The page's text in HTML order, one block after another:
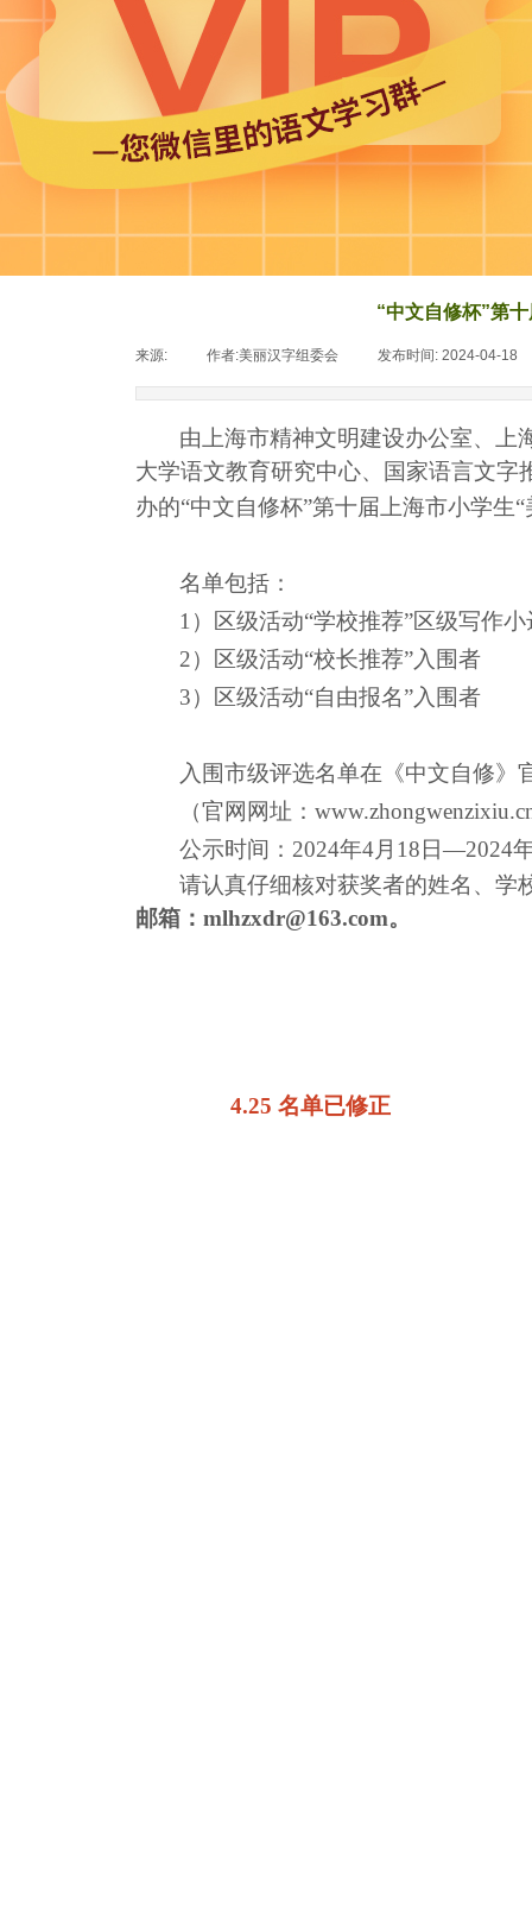
“中文自修杯”第
来源: 作者:美丽汉字组委会 发布时间: 2024-04-18
由上海市精神文明建设办公室、上
大学语文教育研究中心、国家语言文
办的“中文自修杯”第十届上海市小学生
名单包括：
1）
区级活动“学校推荐”区级写作
2）
区级活动“校长推荐”入围者
3）
区级活动“自由报名”入围者
入围市级评选名单在《中文自修》
（官网 网址：
公示时间：2024年4月18日—2024
请认真仔细核对获奖者的姓名、学
邮箱： mlhzxdr@163.com。
4.25 名单已修正